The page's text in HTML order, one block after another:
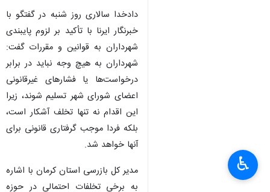
دادخدا سالاری روز شنبه در گفتگو با
خبرنگار ایرنا با تأکید بر لزوم پایبندی
شهرداران به قوانین و مقررات گفت:
شهرداران به هیچ وجه نباید در برابر
درخواست‌ها یا فشارهای غیرقانونی
اعضای شورای شهر تسلیم شوند، زیرا
این اقدام نه تنها تخلف آشکار است،
بلکه فردا موجب گرفتاری قانونی برای
آنها خواهد شد.
مدیر کل بازرسی استان کرمان با اشاره
به برخی تخلفات احتمالی در حوزه
♿︎